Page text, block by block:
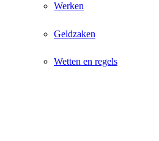
Werken
Geldzaken
Wetten en regels